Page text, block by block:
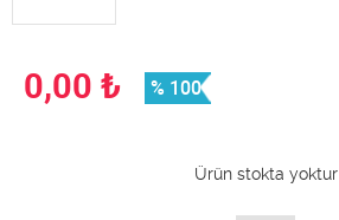
0,00 ₺ % 100
Ürün stokta yoktur